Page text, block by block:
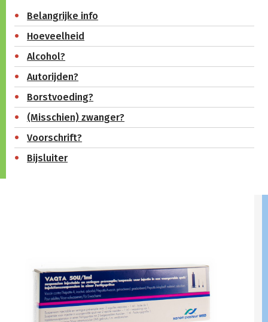
Belangrijke info
Hoeveelheid
Alcohol?
Autorijden?
Borstvoeding?
(Misschien) zwanger?
Voorschrift?
Bijsluiter